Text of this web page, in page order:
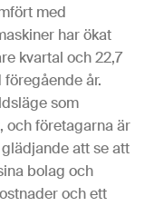
med
har ökat
kvartal och 22,7
år.
som
och företagarna är
att se att
bolag och
och ett